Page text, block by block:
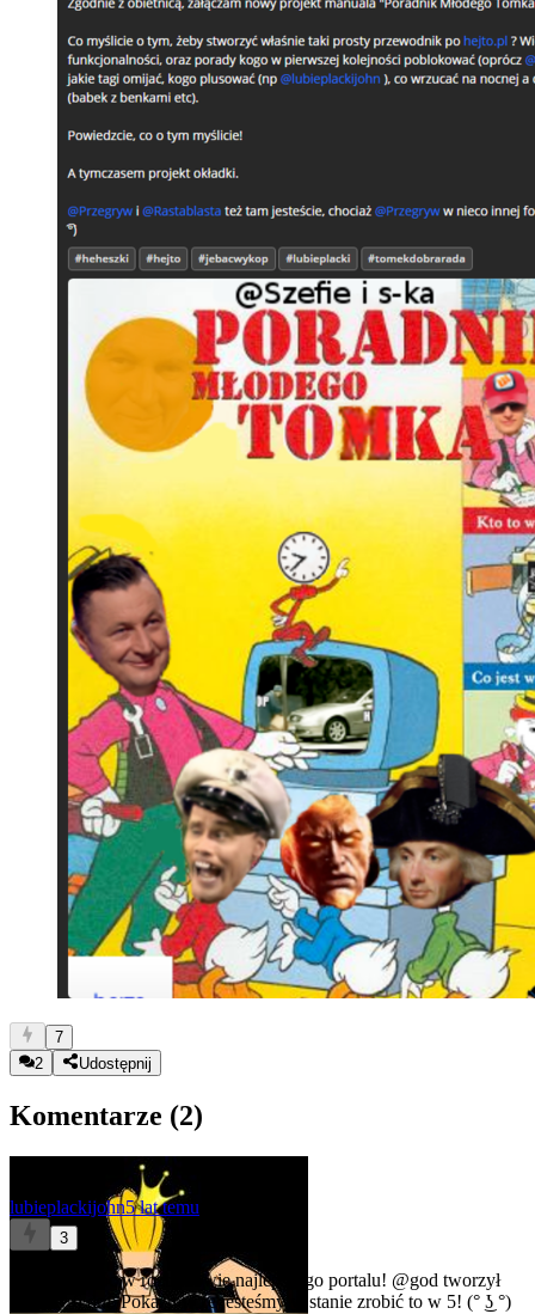
7
2
Udostępnij
Komentarze (2)
lubieplackijohn5 lat temu
3
Trzeba pomóc w rozbudowie najlepszego portalu! @god tworzył
świat w 6 dni. Pokażmy, że jesteśmy w stanie zrobić to w 5! (° ͜ʖ °)